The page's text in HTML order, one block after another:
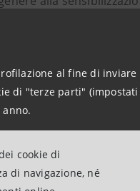
al fine di inviare
di "terze parti" (impostati
cookie di
di navigazione, né
iniziative. Avon fa